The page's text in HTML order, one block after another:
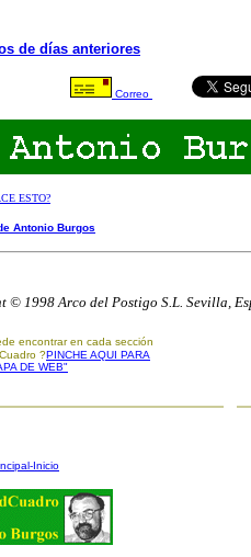
de días anteriores
Correo
ESTO?
Antonio Burgos
© 1998 Arco del Postigo S.L. Sevilla,
encontrar en cada sección
?PINCHE AQUI PARA
DE WEB"
Inicio